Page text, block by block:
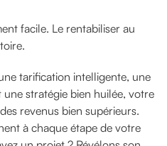
facile. Le rentabiliser au
tarification intelligente, une
stratégie bien huilée, votre
revenus bien supérieurs.
à chaque étape de votre